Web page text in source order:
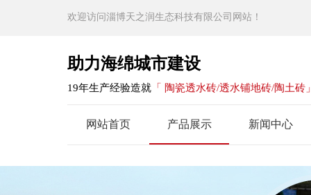
欢迎访问淄博天之润生态科技有限公司网站！
助力海绵城市建设
19年生产经验造就 「 陶瓷透水砖/透水铺地砖/陶土砖
网站首页 产品展示 新闻中心